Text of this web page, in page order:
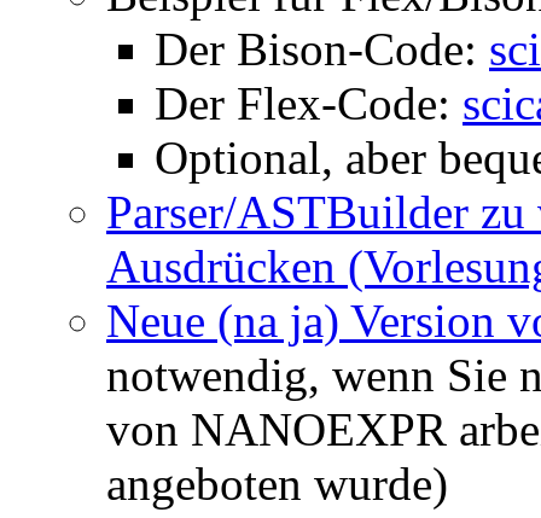
Der Bison-Code:
Der Flex-Code:
Optional, aber
Parser/ASTBuilder
Ausdrücken
Neue (na ja) Version
notwendig, wenn Sie
von NANOEXPR
angeboten wurde)